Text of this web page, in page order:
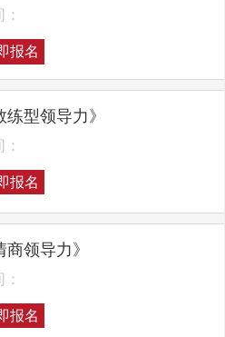
报名
练型领导力》
报名
商领导力》
报名